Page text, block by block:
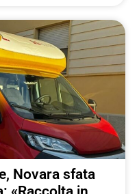
Novara sfata